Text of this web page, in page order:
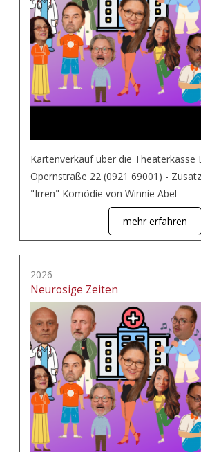
Kartenverkauf über die Theaterkasse
Opernstraße 22 (0921 69001) -
"Irren" Komödie von Winnie Abel
mehr erfahren
2026
Neurosige Zeiten